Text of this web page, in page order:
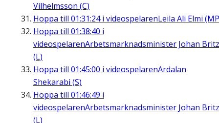
Vilhelmsson (C)
Hoppa till 01:31:24i videospelarenLeila Ali Elmi
Hoppa till 01:38:40 i
videospelarenArbetsmarknadsminister Johan Britz
(L)
Hoppa till 01:45:00 i videospelarenArdalan
Shekarabi (S)
Hoppa till 01:46:49 i
videospelarenArbetsmarknadsminister Johan Britz
(L)